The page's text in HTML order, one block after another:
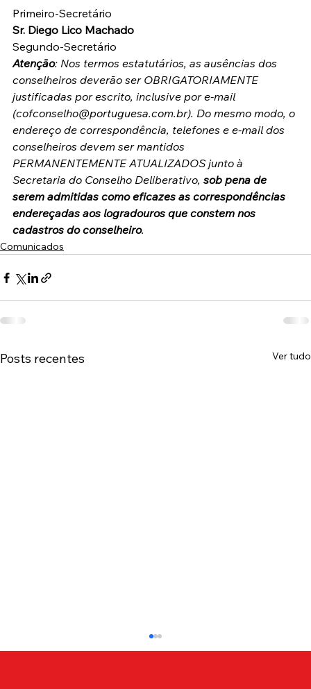
Primeiro-Secretário
Sr. Diego Lico Machado
Segundo-Secretário
Atenção: Nos termos estatutários, as ausências dos
conselheiros deverão ser OBRIGATORIAMENTE
justificadas por escrito, inclusive por e-mail
(cofconselho@portuguesa.com.br). Do mesmo modo, o
endereço de correspondência, telefones e e-mail dos
conselheiros devem ser mantidos
PERMANENTEMENTE ATUALIZADOS junto à
Secretaria do Conselho Deliberativo, sob pena de
serem admitidas como eficazes as correspondências
endereçadas aos logradouros que constem nos
cadastros do conselheiro.
Comunicados
Posts recentes Ver tudo